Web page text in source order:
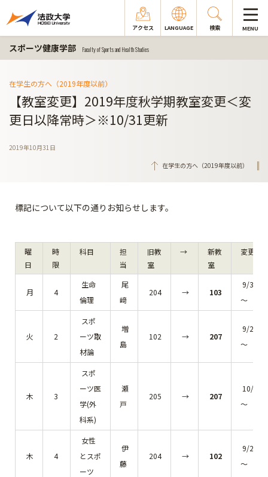
アクセス LANGUAGE 検索 MENU
スポーツ健康学部 Faculty of Sports and Health Studies
在学生の方へ（2019年度以前）
【教室変更】2019年度秋学期教室変更＜変
更日以降常時＞※10/31更新
2019年10月31日
在学生の方へ（2019年度以前）
標記について以下の通りお知らせします。
曜
日
時
限
科目
担
当
旧教
室
→
新教
室
変更日
月 4
生命
倫理
尾
﨑
204 → 103
9/30(
～
火 2
スポ
ーツ取
材論
増
島
102 → 207
9/24(
～
木 3
スポ
ーツ医
学(外
科系)
瀬
戸
205 → 207
10/3(
～
木 4
女性
とスポ
ーツ
伊
藤
204 → 102
9/26(
～